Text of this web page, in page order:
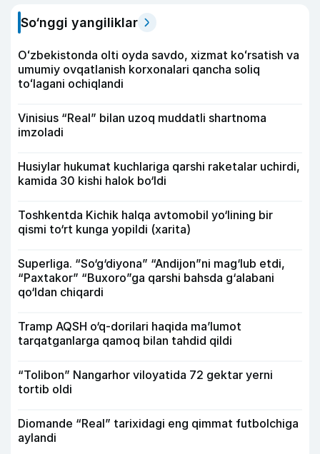
So‘nggi yangiliklar
Oʻzbekistonda olti oyda savdo, xizmat koʻrsatish va
umumiy ovqatlanish korxonalari qancha soliq
toʻlagani ochiqlandi
Vinisius “Real” bilan uzoq muddatli shartnoma
imzoladi
Husiylar hukumat kuchlariga qarshi raketalar uchirdi,
kamida 30 kishi halok bo‘ldi
Toshkentda Kichik halqa avtomobil yo‘lining bir
qismi to‘rt kunga yopildi (xarita)
Superliga. “So‘g‘diyona” “Andijon”ni mag‘lub etdi,
“Paxtakor” “Buxoro”ga qarshi bahsda g‘alabani
qo‘ldan chiqardi
Tramp AQSH o‘q-dorilari haqida ma’lumot
tarqatganlarga qamoq bilan tahdid qildi
“Tolibon” Nangarhor viloyatida 72 gektar yerni
tortib oldi
Diomande “Real” tarixidagi eng qimmat futbolchiga
aylandi